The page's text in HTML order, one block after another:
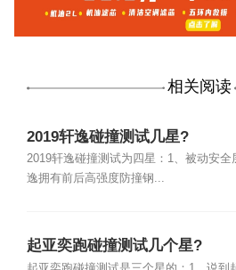
相关阅读
2019轩逸碰撞测试几星?
2019轩逸碰撞测试为四星：1、被动安全
逸拥有前后高强度防撞钢...
起亚奕跑碰撞测试几个星?